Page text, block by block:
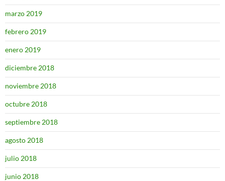
marzo 2019
febrero 2019
enero 2019
diciembre 2018
noviembre 2018
octubre 2018
septiembre 2018
agosto 2018
julio 2018
junio 2018